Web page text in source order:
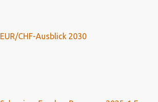
EUR/CHF-Ausblick 2030